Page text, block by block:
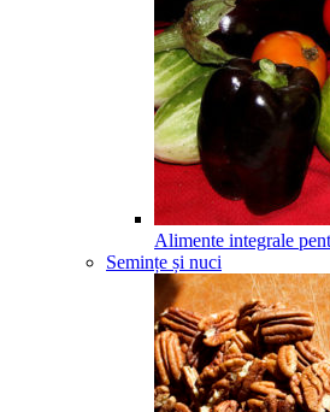
Alimente integrale
Semințe și nuci